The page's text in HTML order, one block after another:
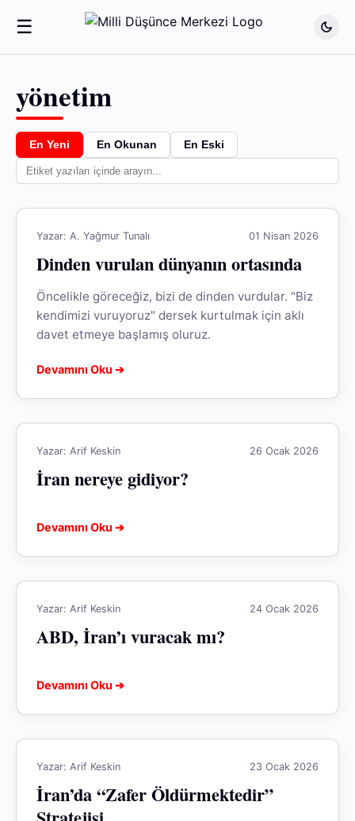
☰
yönetim
En Yeni En Okunan En Eski
Yazar: A. Yağmur Tunalı 01 Nisan 2026
Dinden vurulan dünyanın ortasında
Öncelikle göreceğiz, bizi de dinden vurdular. "Biz
kendimizi vuruyoruz" dersek kurtulmak için aklı
davet etmeye başlamış oluruz.
Devamını Oku ➔
Yazar: Arif Keskin 26 Ocak 2026
İran nereye gidiyor?
Devamını Oku ➔
Yazar: Arif Keskin 24 Ocak 2026
ABD, İran’ı vuracak mı?
Devamını Oku ➔
Yazar: Arif Keskin 23 Ocak 2026
İran’da “Zafer Öldürmektedir”